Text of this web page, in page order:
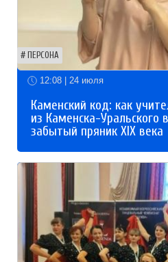
ПЕРСОНА
12:08 | 24 июля
Каменский код: как
из Каменска-Уральского
забытый пряник XIX века